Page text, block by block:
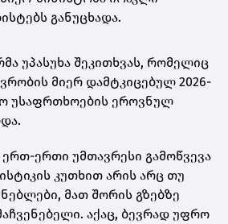
განუცხადა.
უპასუხა შეკითხვას, რომელიც
მიერ დამტკიცებულ 2026-
უსაფრთხოების ეროვნულ
ერთ-ერთი უმთავრესი გამოწვევა
კუთხით არის არც თუ
მათ შორის გზებზე
აქაც, ბევრად უფრო